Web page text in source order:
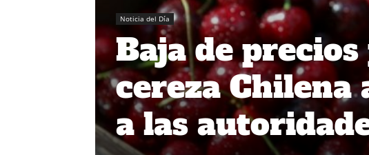
Noticia del Día
Baja de
cereza Chilena
a las